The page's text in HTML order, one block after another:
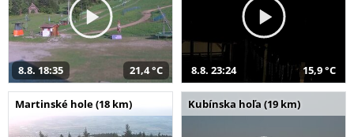
8.8. 18:35 21,4 °C 8.8. 23:24 15,9 °C
Martinské hole (18 km) Kubínska hoľa (19 km)